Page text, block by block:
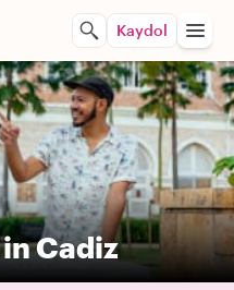
Kaydol
Cadiz